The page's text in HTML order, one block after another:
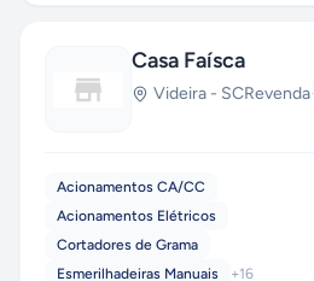
Casa Faísca
Videira - SCRevenda·
Acionamentos CA/CC
Acionamentos Elétricos
Cortadores de Grama
Esmerilhadeiras Manuais
+16